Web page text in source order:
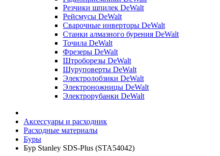
Резчики шпилек DeWalt
Рейсмусы DeWalt
Сварочные инверторы DeWalt
Станки алмазного бурения DeWalt
Точила DeWalt
Фрезеры DeWalt
Штроборезы DeWalt
Шуруповерты DeWalt
Электролобзики DeWalt
Электроножницы DeWalt
Электрорубанки DeWalt
Аксессуары и расходник
Расходные материалы
Буры
Бур Stanley SDS-Plus (STA54042)